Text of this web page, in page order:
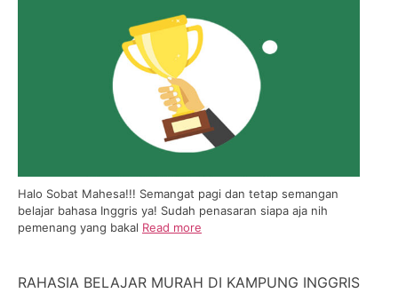
Halo Sobat Mahesa!!! Semangat pagi dan tetap semangan
belajar bahasa Inggris ya! Sudah penasaran siapa aja nih
pemenang yang bakal Read more
RAHASIA BELAJAR MURAH DI KAMPUNG INGGRIS